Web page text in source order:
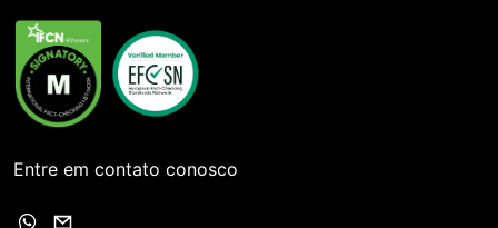
Entre em contato conosco